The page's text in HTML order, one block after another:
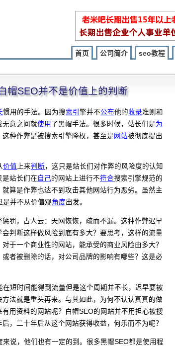
首页 公司简介 seo教程
帽SEO并不是价值上的判断
惯用的手法。因为搜索引擎并不公布他的收录准则和
无意之间就使用 了黑帽手法。很多时候，站长们是为
这种作弊是被搜索引擎降权，甚至是网站被彻底提出
价值 上来判断 ，这只是站长们对作弊的风险度的认知
是站长们在 自己的网站上进行不符合搜索引擎规范的
就算是作弊也达不到攻击其他网站行为恶劣。虽然主
是并不从价值观角度出发。
罚，古人云：天网恢恢，疏而不漏。这种作弊迟早
判断这样做风险到底有多大？要思考，这样的流量
于一个商业性的网站，能承受的商业风险由多大？
者被删除的话，对公司品牌的影响有哪些？这是必
在短时间能得到流量但是这个周期并不长，迟早要被
法就是重头再来。与其如此，为何不认认真真的做
用资料的网站呢？白帽SEO的网站并不用担心被搜
，二十年后从这个网站获得收益，何乐而不为呢？
说，他们也有一定的到。很多黑帽SEO都是使用程